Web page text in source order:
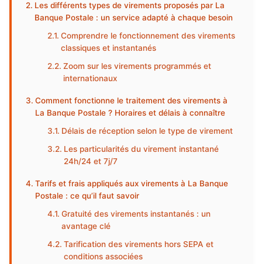
Les différents types de virements proposés par La
Banque Postale : un service adapté à chaque besoin
Comprendre le fonctionnement des virements
classiques et instantanés
Zoom sur les virements programmés et
internationaux
Comment fonctionne le traitement des virements à
La Banque Postale ? Horaires et délais à connaître
Délais de réception selon le type de virement
Les particularités du virement instantané
24h/24 et 7j/7
Tarifs et frais appliqués aux virements à La Banque
Postale : ce qu’il faut savoir
Gratuité des virements instantanés : un
avantage clé
Tarification des virements hors SEPA et
conditions associées